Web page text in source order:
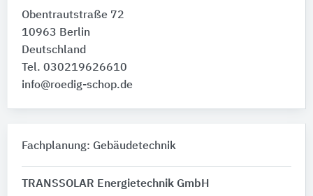
Obentrautstraße 72
10963 Berlin
Deutschland
Tel. 030219626610
info@roedig-schop.de
Fachplanung: Gebäudetechnik
TRANSSOLAR Energietechnik GmbH